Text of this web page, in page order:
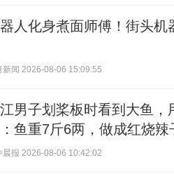
人化身煮面师傅！街头机
新闻 2026-08-06 15:09:55
男子划桨板时看到大鱼
鱼重7斤6两，做成红烧
晨报 2026-08-06 10:42:02